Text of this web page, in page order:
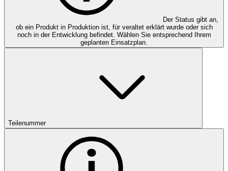
Der Status gibt an,
ob ein Produkt in Produktion ist, für veraltet erklärt wurde oder sich
noch in der Entwicklung befindet. Wählen Sie entsprechend Ihrem
geplanten Einsatzplan.
Teilenummer